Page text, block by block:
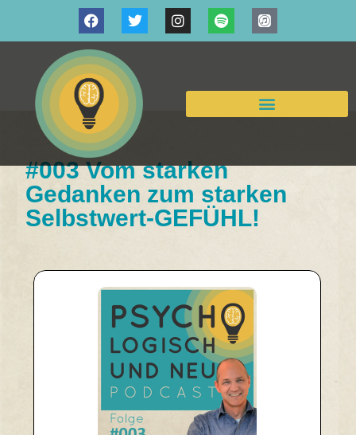
#003 Vom starken
Gedanken zum starken
Selbstwert-GEFÜHL!